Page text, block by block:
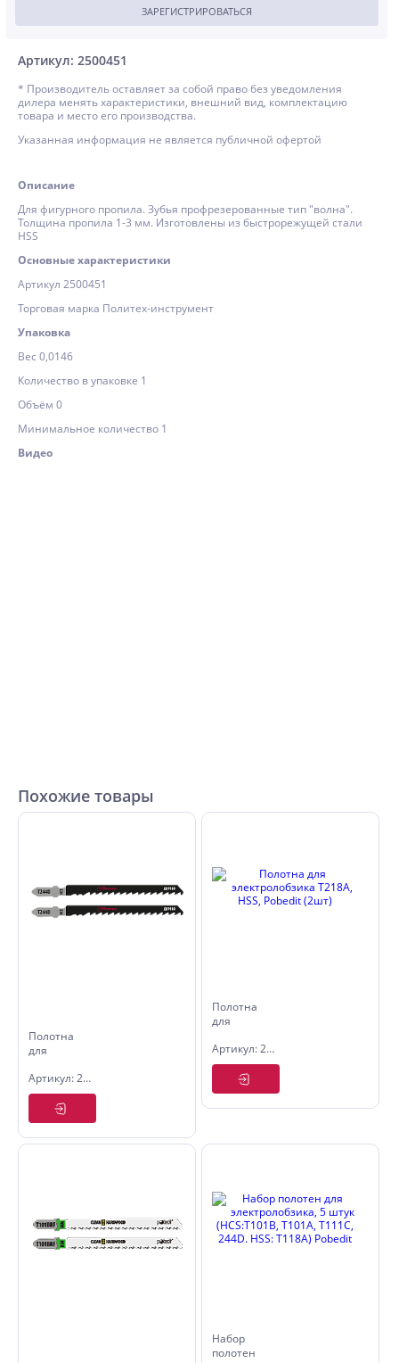
Артикул: 2500451
ЗАРЕГИСТРИРОВАТЬСЯ
* Производитель оставляет за собой право без уведомления
дилера менять характеристики, внешний вид, комплектацию
товара и место его производства.
Указанная информация не является публичной офертой
Описание
Для фигурного пропила. Зубья профрезерованные тип "волна".
Толщина пропила 1-3 мм. Изготовлены из быстрорежущей стали
HSS
Основные характеристики
Артикул 2500451
Торговая марка Политех-инструмент
Упаковка
Вес 0,0146
Количество в упаковке 1
Объём 0
Минимальное количество 1
Видео
Похожие товары
Полотна
для
T244D ,
HCS,
Политех
(2шт)
Артикул: 2500376
Полотна
для
T218A,
HSS,
Pobedit
(2шт)
Артикул: 2500151
Набор
полотен